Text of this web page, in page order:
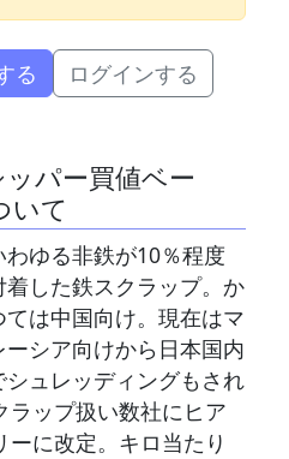
る ログインする
パー買値ベー
いて
わゆる非鉄が10％程度
着した鉄スクラップ。か
ては中国向け。現在はマ
ーシア向けから日本国内
シュレッディングもされ
ラップ扱い数社にヒア
ーに改定。キロ当たり